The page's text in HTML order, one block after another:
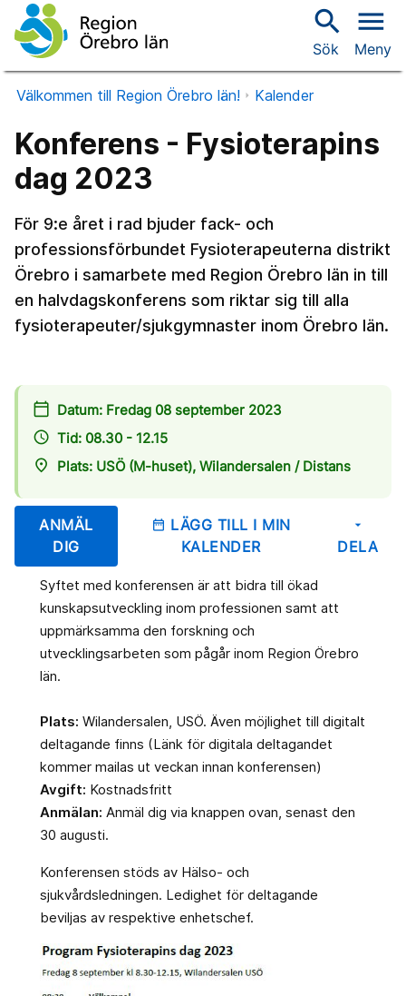
search
Sök
menu
Meny
Välkommen till Region Örebro län! Kalender
Konferens - Fysioterapins
dag 2023
För 9:e året i rad bjuder fack- och
professionsförbundet Fysioterapeuterna distrikt
Örebro i samarbete med Region Örebro län in till
en halvdagskonferens som riktar sig till alla
fysioterapeuter/sjukgymnaster inom Örebro län.
calendar_today Datum: Fredag 08 september 2023
access_time Tid: 08.30 - 12.15
place
Plats: USÖ (M-huset), Wilandersalen / Distans
ANMÄL
DIG
date_range LÄGG TILL I MIN
KALENDER
arrow_drop_down
DELA
Syftet med konferensen är att bidra till ökad
kunskapsutveckling inom professionen samt att
uppmärksamma den forskning och
utvecklingsarbeten som pågår inom Region Örebro
län.
Plats: Wilandersalen, USÖ. Även möjlighet till digitalt
deltagande finns (Länk för digitala deltagandet
kommer mailas ut veckan innan konferensen)
Avgift: Kostnadsfritt
Anmälan: Anmäl dig via knappen ovan, senast den
30 augusti.
Konferensen stöds av Hälso- och
sjukvårdsledningen. Ledighet för deltagande
beviljas av respektive enhetschef.